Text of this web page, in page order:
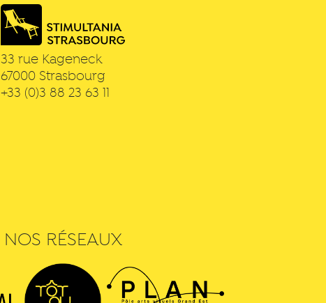
33 rue Kageneck
67000 Strasbourg
+33 (0)3 88 23 63 11
NOS RÉSEAUX